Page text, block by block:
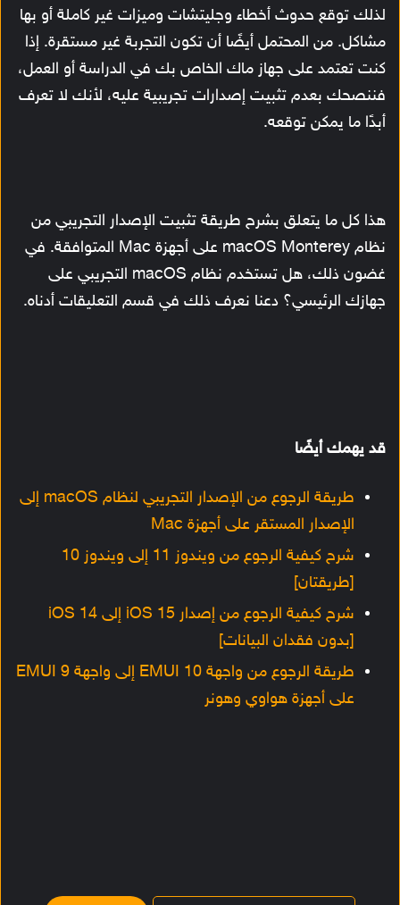
لذلك توقع حدوث أخطاء وجليتشات وميزات غير كاملة أو بها
مشاكل. من المحتمل أيضًا أن تكون التجربة غير مستقرة. إذا
كنت تعتمد على جهاز ماك الخاص بك في الدراسة أو العمل،
فننصحك بعدم تثبيت إصدارات تجريبية عليه، لأنك لا تعرف
أبدًا ما يمكن توقعه.
هذا كل ما يتعلق بشرح طريقة تثبيت الإصدار التجريبي من
نظام macOS Monterey على أجهزة Mac المتوافقة. في
غضون ذلك، هل تستخدم نظام macOS التجريبي على
جهازك الرئيسي؟ دعنا نعرف ذلك في قسم التعليقات أدناه.
قد يهمك أيضًا
طريقة الرجوع من الإصدار التجريبي لنظام macOS إلى
الإصدار المستقر على أجهزة Mac
شرح كيفية الرجوع من ويندوز 11 إلى ويندوز 10
[طريقتان]
شرح كيفية الرجوع من إصدار iOS 15 إلى iOS 14
[بدون فقدان البيانات]
طريقة الرجوع من واجهة EMUI 10 إلى واجهة EMUI 9
على أجهزة هواوي وهونر